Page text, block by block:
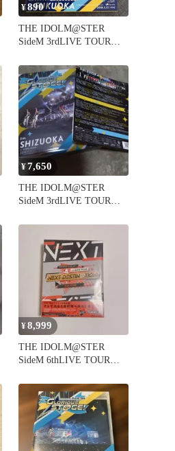
¥890
THE IDOLM@STER
SideM 3rdLIVE TOUR～
¥7,650
THE IDOLM@STER
SideM 3rdLIVE TOUR
¥8,999
THE IDOLM@STER
SideM 6thLIVE TOUR